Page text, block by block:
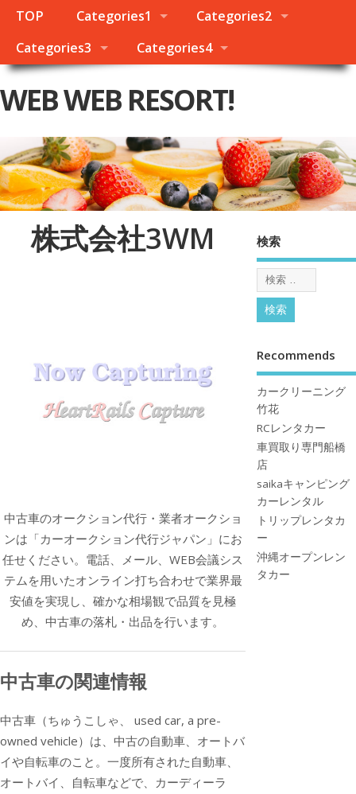
TOP Categories1
Categories2
Categories3
Categories4
WEB WEB RESORT!
株式会社3WM
中古車のオークション代行・業者オークショ
ンは「カーオークション代行ジャパン」にお
任せください。電話、メール、WEB会議シス
テムを用いたオンライン打ち合わせで業界最
安値を実現し、確かな相場観で品質を見極
め、中古車の落札・出品を行います。
中古車の関連情報
中古車（ちゅうこしゃ、 used car, a pre-
owned vehicle）は、中古の自動車、オートバ
イや自転車のこと。一度所有された自動車、
オートバイ、自転車などで、カーディーラ
検索
Recommends
カークリーニング
竹花
RCレンタカー
車買取り専門船橋
店
saikaキャンピング
カーレンタル
トリップレンタカ
ー
沖縄オープンレン
タカー